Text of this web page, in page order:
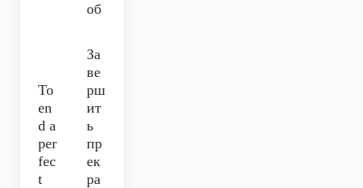
об
To
en
d a
per
fec
t
За
ве
рш
ит
ь
пр
ек
ра